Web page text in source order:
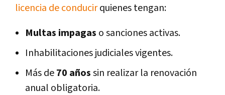
licencia de conducirquienes tengan:
Multas impagas o sanciones activas.
Inhabilitaciones judiciales vigentes.
Más de70 añossin realizar la renovación
anual obligatoria.